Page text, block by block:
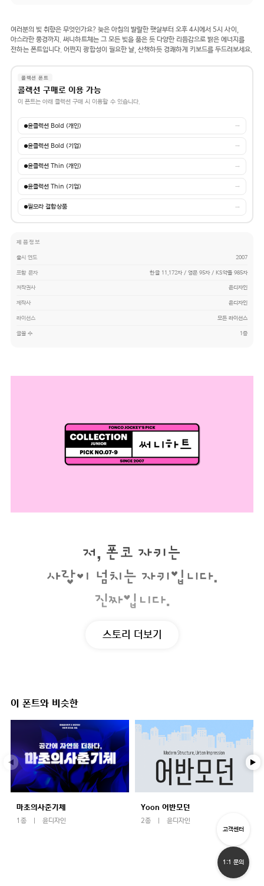
여러분의 빛 취향은 무엇인가요? 늦은 아침의 발랄한 햇살부터 오후 4시에서 5시 사이,
아스라한 풍경까지. 써니하트체는 그 모든 빛을 품은 듯 다양한 리듬감으로 밝은 에너지를
전하는 폰트입니다. 어쩐지 광합성이 필요한 날, 산책하듯 경쾌하게 키보드를 두드려보세요.
콜렉션 폰트
콜렉션 구매로 이용 가능
이 폰트는 아래 콜렉션 구매 시 이용할 수 있습니다.
윤콜렉션 Bold (개인) →
윤콜렉션 Bold (기업) →
윤콜렉션 Thin (개인) →
윤콜렉션 Thin (기업) →
필모라 결합상품 →
제품정보
출시 연도 2007
포함 문자 한글 11,172자 / 영문 95자 / KS약물 985자
저작권사 윤디자인
제작사 윤디자인
라이선스 모든 라이선스
글꼴 수 1종
스토리 더보기
이 폰트와 비슷한
마초의사춘기체
1종 윤디자인
Yoon 어반모던
2종 윤디자인
고객센터
1:1 문의